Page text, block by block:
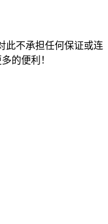
此不承担任何保证或连
的便利！